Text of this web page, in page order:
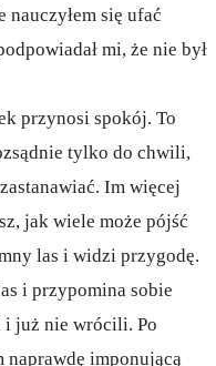
nauczyłem się ufać
mi, że nie był
przynosi spokój. To
tylko do chwili,
Im więcej
jak wiele może pójść
las i widzi przygodę.
i przypomina sobie
już nie wrócili. Po
naprawdę imponującą